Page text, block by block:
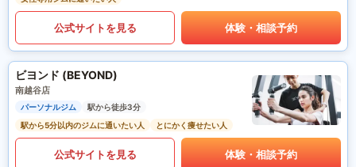
公式サイトを見る 体験・相談予約
ビヨンド (BEYOND)
南越谷店
パーソナルジム
駅から徒歩3分
駅から5分以内のジムに通いたい人
とにかく痩せたい人
公式サイトを見る 体験・相談予約